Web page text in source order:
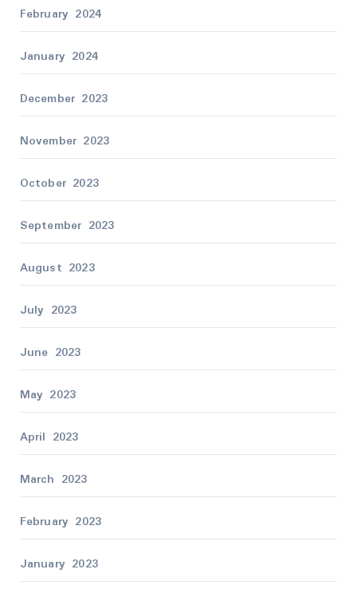
February 2024
January 2024
December 2023
November 2023
October 2023
September 2023
August 2023
July 2023
June 2023
May 2023
April 2023
March 2023
February 2023
January 2023